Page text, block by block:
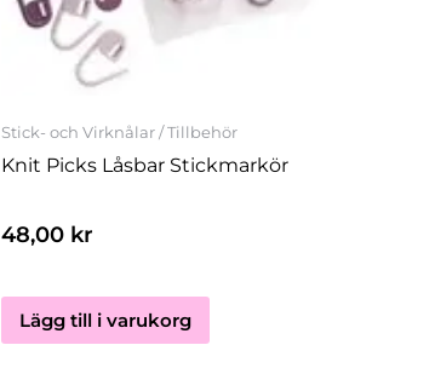
Stick- och Virknålar / Tillbehör
Knit Picks Låsbar Stickmarkör
48,00 kr
Lägg till i varukorg